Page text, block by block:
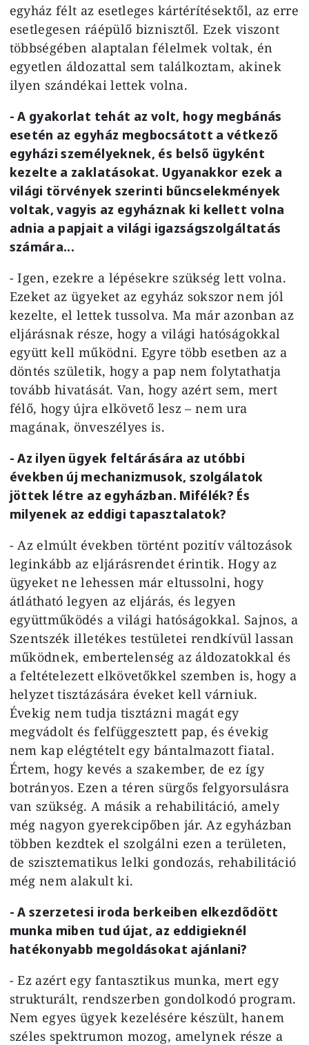
egyház félt az esetleges kártérítésektől, az erre
esetlegesen ráépülő biznisztől. Ezek viszont
többségében alaptalan félelmek voltak, én
egyetlen áldozattal sem találkoztam, akinek
ilyen szándékai lettek volna.
- A gyakorlat tehát az volt, hogy megbánás
esetén az egyház megbocsátott a vétkező
egyházi személyeknek, és belső ügyként
kezelte a zaklatásokat. Ugyanakkor ezek a
világi törvények szerinti bűncselekmények
voltak, vagyis az egyháznak ki kellett volna
adnia a papjait a világi igazságszolgáltatás
számára...
- Igen, ezekre a lépésekre szükség lett volna.
Ezeket az ügyeket az egyház sokszor nem jól
kezelte, el lettek tussolva. Ma már azonban az
eljárásnak része, hogy a világi hatóságokkal
együtt kell működni. Egyre több esetben az a
döntés születik, hogy a pap nem folytathatja
tovább hivatását. Van, hogy azért sem, mert
félő, hogy újra elkövető lesz – nem ura
magának, önveszélyes is.
- Az ilyen ügyek feltárására az utóbbi
években új mechanizmusok, szolgálatok
jöttek létre az egyházban. Mifélék? És
milyenek az eddigi tapasztalatok?
- Az elmúlt években történt pozitív változások
leginkább az eljárásrendet érintik. Hogy az
ügyeket ne lehessen már eltussolni, hogy
átlátható legyen az eljárás, és legyen
együttműködés a világi hatóságokkal. Sajnos, a
Szentszék illetékes testületei rendkívül lassan
működnek, embertelenség az áldozatokkal és
a feltételezett elkövetőkkel szemben is, hogy a
helyzet tisztázására éveket kell várniuk.
Évekig nem tudja tisztázni magát egy
megvádolt és felfüggesztett pap, és évekig
nem kap elégtételt egy bántalmazott fiatal.
Értem, hogy kevés a szakember, de ez így
botrányos. Ezen a téren sürgős felgyorsulásra
van szükség. A másik a rehabilitáció, amely
még nagyon gyerekcipőben jár. Az egyházban
többen kezdtek el szolgálni ezen a területen,
de szisztematikus lelki gondozás, rehabilitáció
még nem alakult ki.
- A szerzetesi iroda berkeiben elkezdődött
munka miben tud újat, az eddigieknél
hatékonyabb megoldásokat ajánlani?
- Ez azért egy fantasztikus munka, mert egy
strukturált, rendszerben gondolkodó program.
Nem egyes ügyek kezelésére készült, hanem
széles spektrumon mozog, amelynek része a